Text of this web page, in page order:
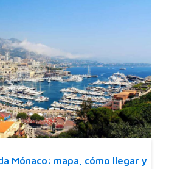
Mónaco: mapa, cómo llegar y